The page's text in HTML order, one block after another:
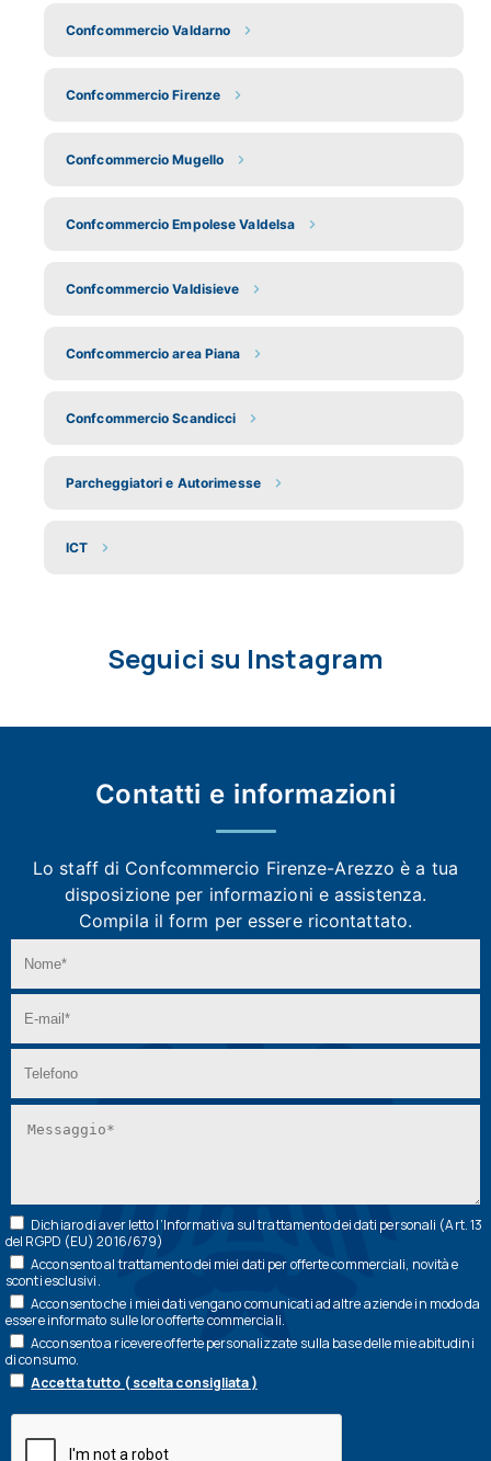
Confcommercio Valdarno
Confcommercio Firenze
Confcommercio Mugello
Confcommercio Empolese Valdelsa
Confcommercio Valdisieve
Confcommercio area Piana
Confcommercio Scandicci
Parcheggiatori e Autorimesse
ICT
Seguici su Instagram
Contatti e informazioni
Lo staff di Confcommercio Firenze-Arezzoè a tua
disposizione per informazioni e assistenza.
Compila il form per essere ricontattato.
Dichiaro di aver letto l’Informativa sul trattamento dei dati personali (Art. 13
del RGPD (EU) 2016/679)
Acconsento al trattamento dei miei dati per offerte commerciali, novità e
sconti esclusivi.
Acconsento che i miei dati vengano comunicati ad altre aziende in modo da
essere informato sulle loro offerte commerciali.
Acconsento a ricevere offerte personalizzate sulla base delle mie abitudini
di consumo.
Accetta tutto ( scelta consigliata )